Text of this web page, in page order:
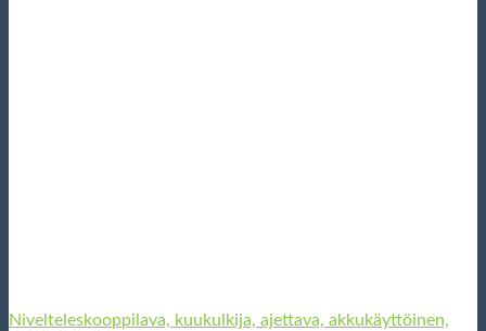
Nivelteleskooppilava, kuukulkija, ajettava, akkukäyttöinen,